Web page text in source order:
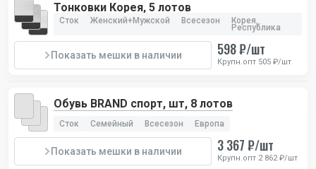
Тонковки Корея, 5 лотов
Сток Женский+Мужской Всесезон Корея,
Республика
Показать мешки в наличии 598 ₽/шт
Крупн.опт 505 ₽/шт
Обувь BRAND спорт, шт, 8 лотов
Сток Семейный Всесезон Европа
Показать мешки в наличии 3 367 ₽/шт
Крупн.опт 2 862 ₽/шт